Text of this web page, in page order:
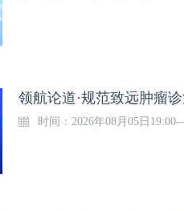
领航论道·规范致远肿瘤
时间：2026年08月05日